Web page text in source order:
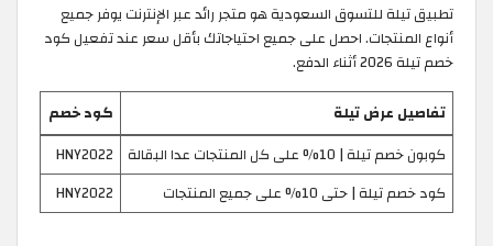
تطبيق تيلة للتسوق السعودية هو متجر رائد عبر الإنترنت يوفر جميع
أنواع المنتجات. احصل على جميع احتياجاتك بأقل سعر عند تفعيل كود
خصم تيلة 2026 أثناء الدفع.
تفاصيل عرض تيلة
كود خصم
كوبون خصم تيلة | 10% على كل المنتجات عدا البقالة
HNY2022
كود خصم تيلة | حتى 10% على جميع المنتجات
HNY2022